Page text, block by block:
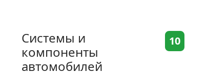
Системы и
компоненты
автомобилей
10